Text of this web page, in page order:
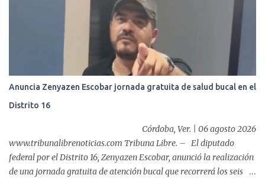
municipio sobre este proceso que realizará la Secretaría de
Agricultura, a través del CADER Córdoba. De acuerdo a la
información oficial, la convocatoria está dirigida a productores de
caña, café, maíz y frijol. Este trámite es indispensable para
mantener vigente el regist...
Anuncia Zenyazen Escobar jornada gratuita de salud bucal en el
Distrito 16
Córdoba, Ver. | 06 agosto 2026
www.tribunalibrenoticias.com Tribuna Libre. – El diputado
federal por el Distrito 16, Zenyazen Escobar, anunció la realización
de una jornada gratuita de atención bucal que recorrerá los seis